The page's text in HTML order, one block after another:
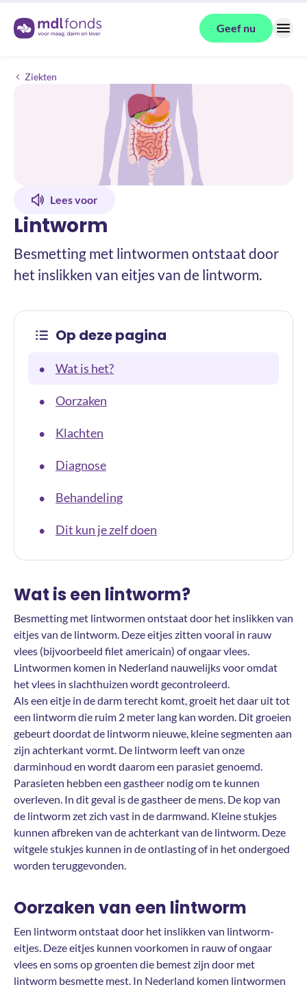
Terug naar de homepage Geef nu
Ziekten
Lintworm
Lees voor
Lintworm
Besmetting met lintwormen ontstaat door
het inslikken van eitjes van de lintworm.
Op deze pagina
• Wat is het?
• Oorzaken
• Klachten
• Diagnose
• Behandeling
• Dit kun je zelf doen
Wat is een lintworm?
Besmetting met lintwormen ontstaat door het inslikken van
eitjes van de lintworm. Deze eitjes zitten vooral in rauw
vlees (bijvoorbeeld filet americain) of ongaar vlees.
Lintwormen komen in Nederland nauwelijks voor omdat
het vlees in slachthuizen wordt gecontroleerd.
Als een eitje in de darm terecht komt, groeit het daar uit tot
een lintworm die ruim 2 meter lang kan worden. Dit groeien
gebeurt doordat de lintworm nieuwe, kleine segmenten aan
zijn achterkant vormt. De lintworm leeft van onze
darminhoud en wordt daarom een parasiet genoemd.
Parasieten hebben een gastheer nodig om te kunnen
overleven. In dit geval is de gastheer de mens. De kop van
de lintworm zet zich vast in de darmwand. Kleine stukjes
kunnen afbreken van de achterkant van de lintworm. Deze
witgele stukjes kunnen in de ontlasting of in het ondergoed
worden teruggevonden.
Oorzaken van een lintworm
Een lintworm ontstaat door het inslikken van lintworm-
eitjes. Deze eitjes kunnen voorkomen in rauw of ongaar
vlees en soms op groenten die bemest zijn door met
lintworm besmette mest. In Nederland komen lintwormen